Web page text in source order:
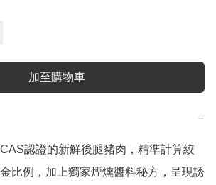
加至購物車
−
CAS認證的新鮮後腿豬肉，精準計算絞
比例，加上獨家煙燻醬料秘方，呈現誘